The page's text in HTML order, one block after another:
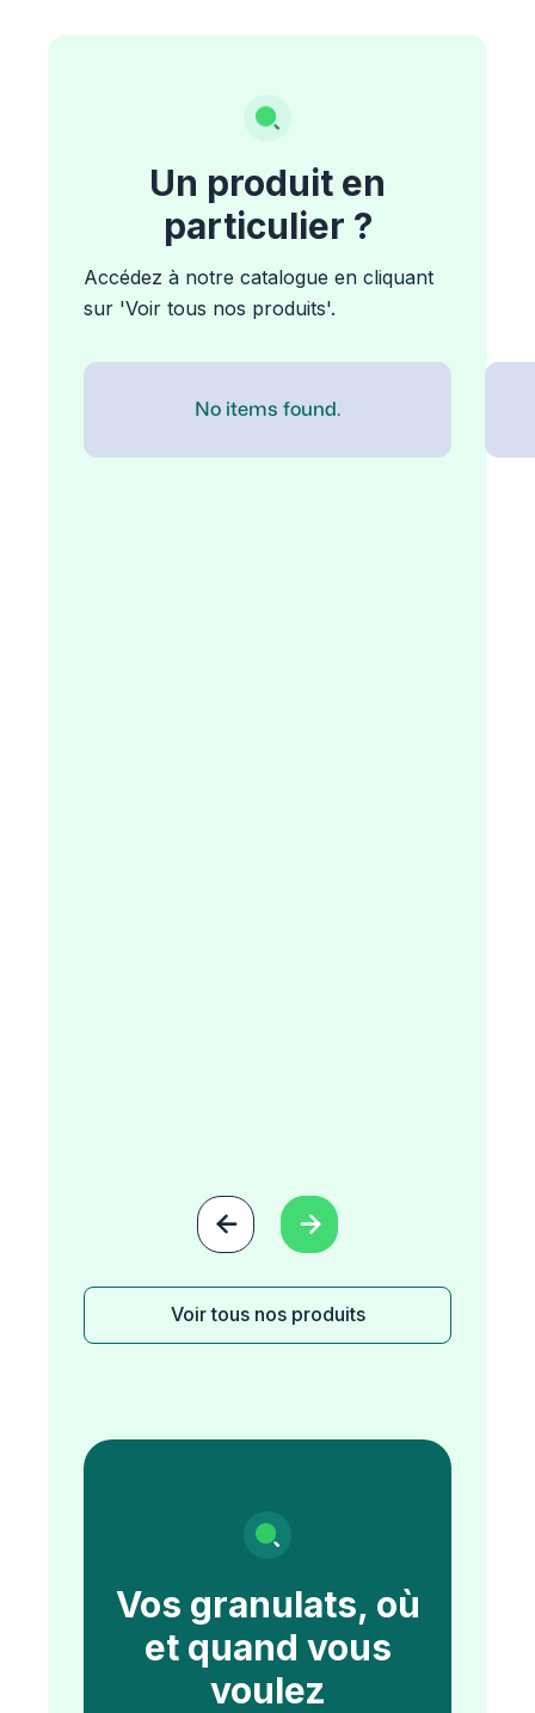
Un produit en
particulier ?
Accédez à notre catalogue en cliquant
sur 'Voir tous nos produits'.
No items found.
 
Voir tous nos produits
Vos granulats, où
et quand vous
voulez